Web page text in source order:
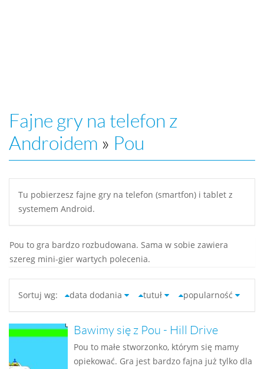
Fajne gry na telefon z
Androidem » Pou
Tu pobierzesz fajne gry na telefon (smartfon) i tablet z
systemem Android.
Pou to gra bardzo rozbudowana. Sama w sobie zawiera
szereg mini-gier wartych polecenia.
Sortuj wg: data dodania tutuł popularność
Bawimy się z Pou - Hill Drive
Pou to małe stworzonko, którym się mamy
opiekować. Gra jest bardzo fajna już tylko dla